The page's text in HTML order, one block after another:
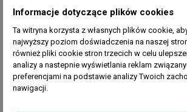
Jednym z najbardziej imponujących
akwarium Waterbox Clear Mini jest jego
przezroczysta konstrukcja. Wykonane
jakości szkła, boczne ściany akwarium
Informacje dotyczące plików cookies
Ta witryna korzysta z własnych plików cookie,
najwyższy poziom doświadczenia na naszej
również pliki cookie stron trzecich w celu
analizy a nastepnie wyświetlania reklam
preferencjami na podstawie analizy Twoich
nawigacji.